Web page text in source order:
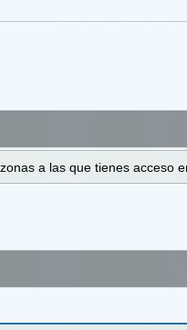
a las que tienes acceso